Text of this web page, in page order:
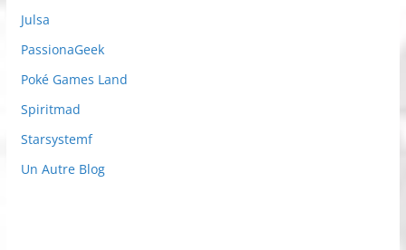
Julsa
PassionaGeek
Poké Games Land
Spiritmad
Starsystemf
Un Autre Blog